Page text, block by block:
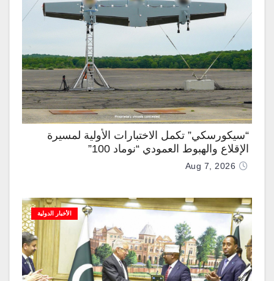
“سيكورسكي” تكمل الاختبارات الأولية لمسيرة
الإقلاع والهبوط العمودي “نوماد 100”
Aug 7, 2026
الأخبار الدولية